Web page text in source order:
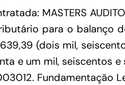
MASTERS
para o balanço
(dois mil,
e um mil, seiscentos
Fundamentação